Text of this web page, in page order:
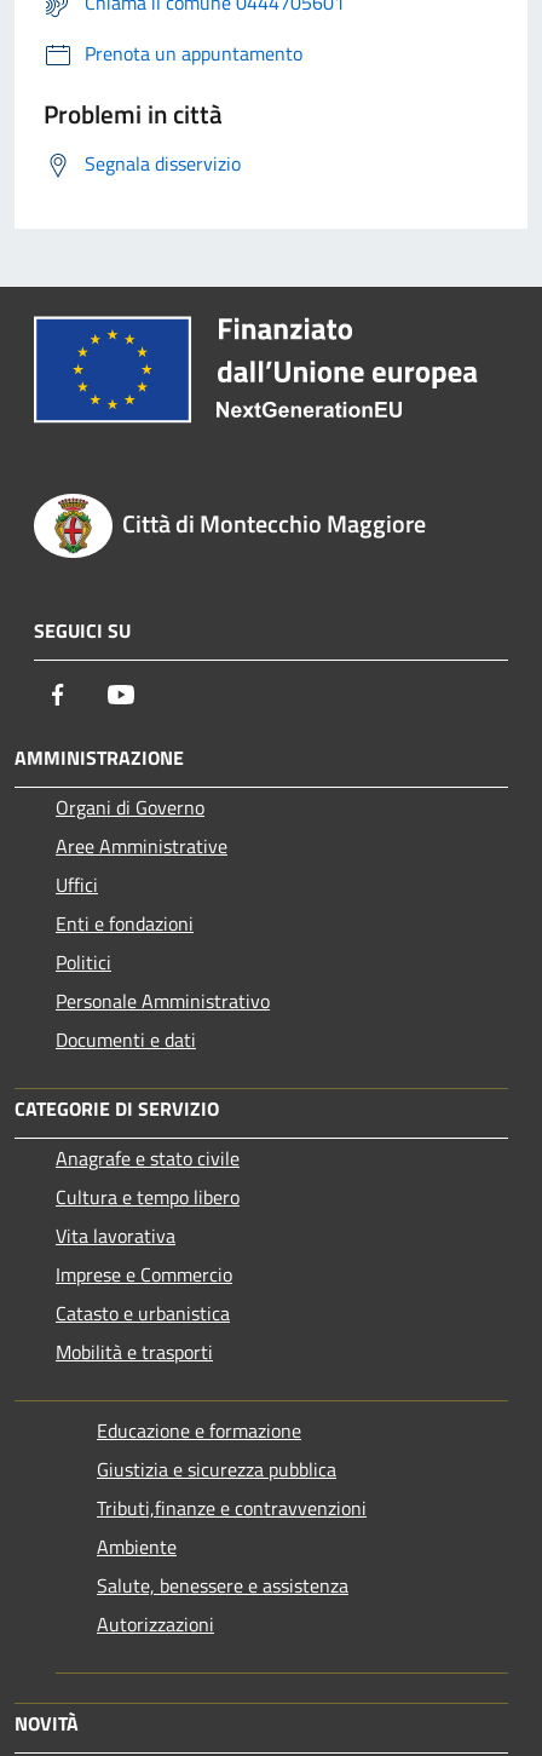
Prenota un appuntamento
Problemi in città
Segnala disservizio
Città di Montecchio Maggiore
SEGUICI SU
Facebook
AMMINISTRAZIONE
Organi di Governo
Aree Amministrative
Uffici
Enti e fondazioni
Politici
Personale Amministrativo
Documenti e dati
CATEGORIE DI SERVIZIO
Anagrafe e stato civile
Cultura e tempo libero
Vita lavorativa
Imprese e Commercio
Catasto e urbanistica
Mobilità e trasporti
Educazione e formazione
Giustizia e sicurezza pubblica
Tributi,finanze e contravvenzioni
Ambiente
Salute, benessere e assistenza
Autorizzazioni
NOVITÀ